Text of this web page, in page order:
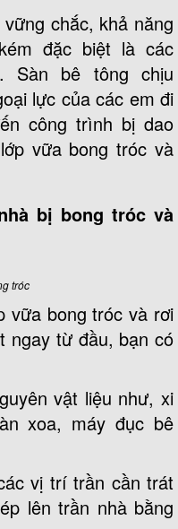
chắc, khả năng
đặc biệt là các
Sàn bê tông chịu
lực của các em đi
công trình bị dao
vữa bong tróc và
bị bong tróc và
tróc
vữa bong tróc và rơi
ngay từ đầu, bạn có
vật liệu như, xi
xoa, máy đục bê
vị trí trần cần trát
lên trần nhà bằng